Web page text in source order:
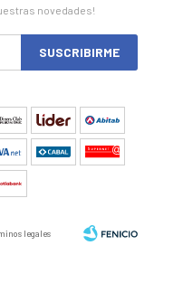
novedades!
SUSCRIBIRME
legales